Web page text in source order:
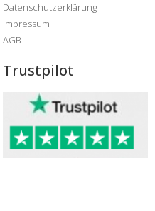
Datenschutzerklärung
Impressum
AGB
Trustpilot